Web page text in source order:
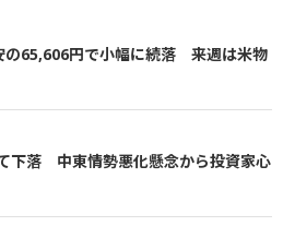
の65,606円で小幅に続落 来週は米物
下落 中東情勢悪化懸念から投資家心